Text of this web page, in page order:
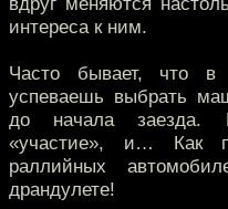
интереса к ним.
Часто бывает, что
успеваешь выбрать
до начала заезда.
«участие», и… Как
раллийных
драндулете!